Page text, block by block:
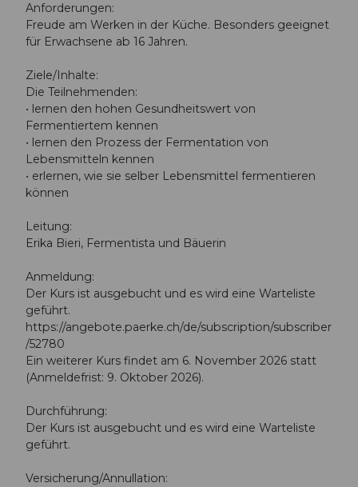
Anforderungen:
Freude am Werken in der Küche. Besonders geeignet
für Erwachsene ab 16 Jahren.
Ziele/Inhalte:
Die Teilnehmenden:
• lernen den hohen Gesundheitswert von
Fermentiertem kennen
• lernen den Prozess der Fermentation von
Lebensmitteln kennen
• erlernen, wie sie selber Lebensmittel fermentieren
können
Leitung:
Erika Bieri, Fermentista und Bäuerin
Anmeldung:
Der Kurs ist ausgebucht und es wird eine Warteliste
geführt.
https://angebote.paerke.ch/de/subscription/subscriber
/52780
Ein weiterer Kurs findet am 6. November 2026 statt
(Anmeldefrist: 9. Oktober 2026).
Durchführung:
Der Kurs ist ausgebucht und es wird eine Warteliste
geführt.
Versicherung/Annullation: